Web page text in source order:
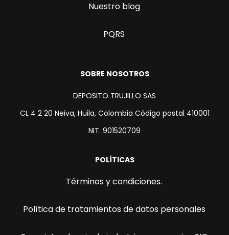
Nuestro blog
PQRS
SOBRE NOSOTROS
DEPOSITO TRUJILLO SAS
CL 4 2 20 Neiva, Huila, Colombia Código postal 410001
NIT. 901520709
POLÍTICAS
Términos y condiciones.
Política de tratamientos de datos personales